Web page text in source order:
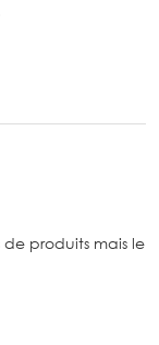
de produits mais le